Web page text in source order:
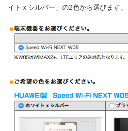
イトｘシルバー」の2色から選びます。